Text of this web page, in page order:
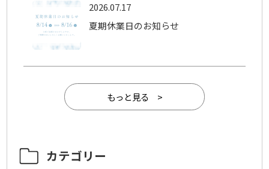
2026.07.17
夏期休業日のお知らせ
もっと見る >
カテゴリー